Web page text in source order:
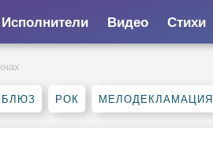
Исполнители Видео Стихи
РОК МЕЛОДЕКЛАМАЦИЯ